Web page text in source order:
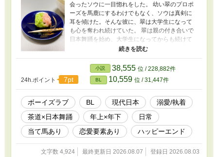
会ったソウに一目惚れをした。 幼い翠のプロポ
ーズを馬鹿にするわけでもなく、ソウは真剣に
耳を傾けた。そんな彼に、翠は大学生になって
も心を奪われ続けていた。 翠は親の付き合いで
日本舞踊を始め、大学生になってからも続けて
いた。五月に行われる舞台で舞いを披露する
が、そこで大人になったソウと出会う。だが横
やりが入ってしまい、結局話すこともできず最
悪の再会となってしまった。 のちに彼は茶道の
家の人間だと知り、ソウとしかわからなかった
人物を知ることができた。早ければ夏休み中の
日本文化交流のイベントで会えるかもしれない
と希望を持つ。 翠は天女として舞った。人々を
魅了する中、ソウもまた翠の舞いに目を奪われ
ていた。 最悪の再会から数か月後に出会えた
が、今度は熱中症で倒れてしまう。 記憶が失わ
れる中、目が覚めたら病院だった。 すると横に
はなぜかソウがいて、心臓が止まるほど驚愕す
24h.ポイント 7pt
小説 38,555 位 / 228,882件
BL 10,559 位 / 31,447件
ボーイズラブ BL 現代日本
溺愛/執着
茶道×日本舞踊
年上×年下
日常
当て馬あり
恋愛要素あり ハッピーエンド
文字数 4,924 最終更新日 2026.08.07 登録日 2026.08.03